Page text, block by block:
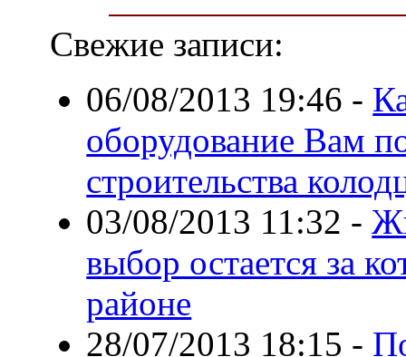
Свежие записи:
06/08/2013 19:46 -
оборудование Вам
строительства
03/08/2013 11:32 -
выбор остается за
районе
28/07/2013 18:15 -